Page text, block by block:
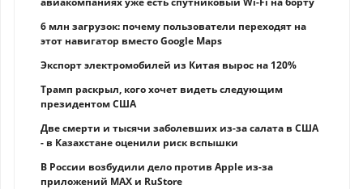
6 млн загрузок: почему пользователи переходят на
этот навигатор вместо Google Maps
Экспорт электромобилей из Китая вырос на 120%
Трамп раскрыл, кого хочет видеть следующим
президентом США
Две смерти и тысячи заболевших из-за салата в США
- в Казахстане оценили риск вспышки
В России возбудили дело против Apple из-за
приложений MAX и RuStore